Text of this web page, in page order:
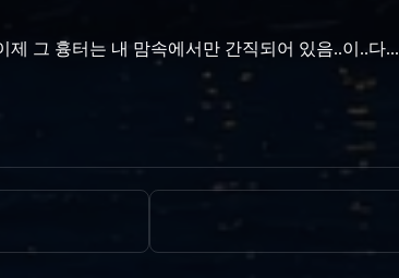
그 흉터는 내 맘속에서만 간직되어 있음..이..다...